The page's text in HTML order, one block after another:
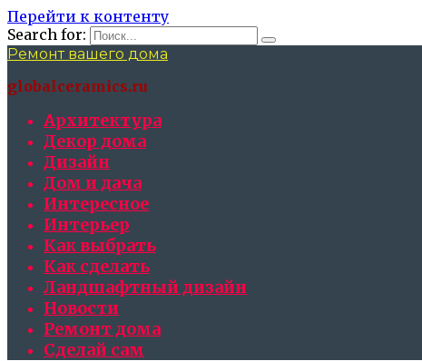
Перейти к контенту
Search for:
Ремонт вашего дома
globalceramics.ru
Архитектура
Декор дома
Дизайн
Дом и дача
Интересное
Интерьер
Как выбрать
Как сделать
Ландшафтный дизайн
Новости
Ремонт дома
Сделай сам